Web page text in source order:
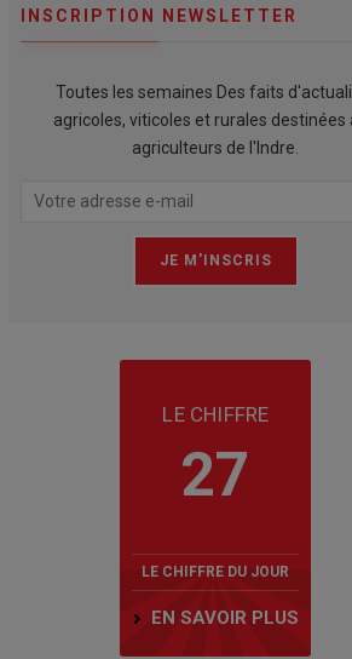
INSCRIPTION NEWSLETTER
Toutes les semaines Des faits
agricoles, viticoles et rurales destinées
agriculteurs de l'Indre.
LE CHIFFRE
27
LE CHIFFRE DU JOUR
EN SAVOIR PLUS